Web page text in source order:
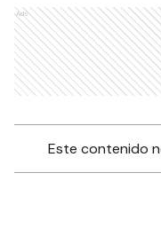
Ads
Este contenido